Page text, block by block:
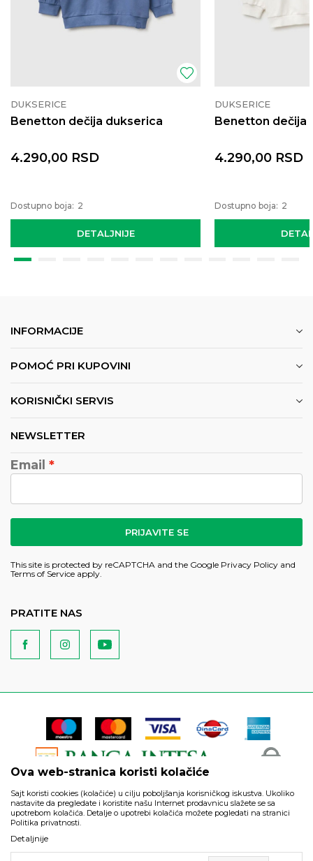
DUKSERICE
Benetton dečija dukserica
DETALJNIJE
4.290,00 RSD
Dostupno boja: 2
DUKSERICE
Benetton dečija
4.290,00 RSD
Dostupno boja: 2
INFORMACIJE
POMOĆ PRI KUPOVINI
KORISNIČKI SERVIS
NEWSLETTER
Email
PRIJAVITE SE
This site is protected by reCAPTCHA and the Google Privacy Policy and
Terms of Service apply.
PRATITE NAS
artikli prikazani na sajtu su deo naše ponude i ne podrazumeva
da su dostupni u svakom trenutku.
Ova web-stranica koristi kolačiće
Sajt koristi cookies (kolačiće) u cilju poboljšanja korisničkog iskustva. Ukoliko
nastavite da pregledate i koristite našu Internet prodavnicu slažete se sa
upotrebom kolačića. Detalje o upotrebi kolačića možete pogledati na stranici
Politika privatnosti.
Detaljnije